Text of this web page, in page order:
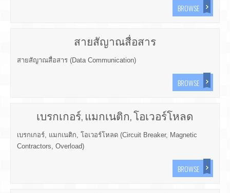
BROWSE
สายสัญาณสื่อสาร
สายสัญาณสื่อสาร (Data Communication)
BROWSE
เบรกเกอร์, แมกเนติก, โอเวอร์โหลด
เบรกเกอร์, แมกเนติก, โอเวอร์โหลด (Circuit Breaker, Magnetic
Contractors, Overload)
BROWSE